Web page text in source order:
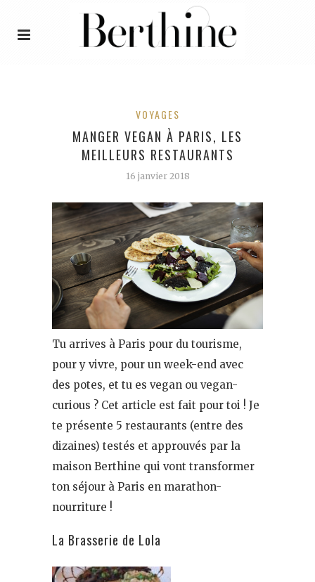
VOYAGES
MANGER VEGAN À PARIS, LES
MEILLEURS RESTAURANTS
16 janvier 2018
Tu arrives à Paris pour du tourisme,
pour y vivre, pour un week-end avec
des potes, et tu es vegan ou vegan-
curious ? Cet article est fait pour toi ! Je
te présente 5 restaurants (entre des
dizaines) testés et approuvés par la
maison Berthine qui vont transformer
ton séjour à Paris en marathon-
nourriture !
La Brasserie de Lola